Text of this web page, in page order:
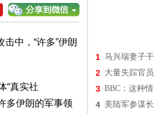
中，“许多”伊朗
“真实社
多伊朗的军事领
1 马兴瑞妻子
2 大量失踪官
3 BBC：这种
4 美陆军参谋